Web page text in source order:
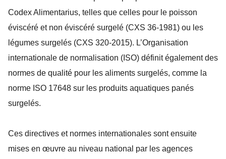
Codex Alimentarius, telles que celles pour le poisson
éviscéré et non éviscéré surgelé (CXS 36-1981) ou les
légumes surgelés (CXS 320-2015). L’Organisation
internationale de normalisation (ISO) définit également des
normes de qualité pour les aliments surgelés, comme la
norme ISO 17648 sur les produits aquatiques panés
surgelés.
Ces directives et normes internationales sont ensuite
mises en œuvre au niveau national par les agences